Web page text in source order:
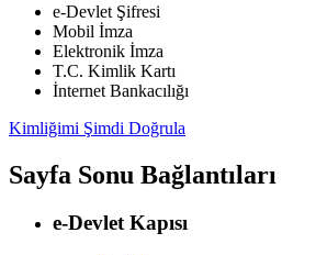
e-Devlet Şifresi
Mobil İmza
Elektronik İmza
T.C. Kimlik Kartı
İnternet Bankacılığı
Kimliğimi Şimdi Doğrula
Sayfa Sonu Bağlantıları
e-Devlet Kapısı